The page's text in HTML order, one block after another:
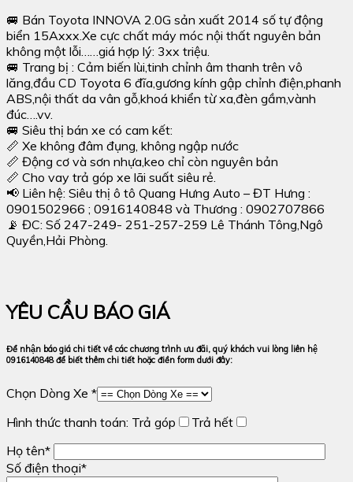
🚐 Bán Toyota INNOVA 2.0G sản xuất 2014 số tự động
biển 15Axxx.Xe cực chất máy móc nội thất nguyên bản
không một lỗi……giá hợp lý: 3xx triệu.
🚐 Trang bị : Cảm biến lùi,tinh chỉnh âm thanh trên vô
lăng,đầu CD Toyota 6 đĩa,gương kính gập chỉnh điện,phanh
ABS,nội thất da vân gỗ,khoá khiển từ xa,đèn gầm,vành
đúc….vv.
🚐 Siêu thị bán xe có cam kết:
📏 Xe không đâm đụng, không ngập nước
📏 Động cơ và sơn nhựa,keo chỉ còn nguyên bản
📏 Cho vay trả góp xe lãi suất siêu rẻ.
📢 Liên hệ: Siêu thị ô tô Quang Hưng Auto – ĐT Hưng :
0901502966 ; 0916140848 và Thương : 0902707866
📡 ĐC: Số 247-249- 251-257-259 Lê Thánh Tông,Ngô
Quyền,Hải Phòng.
YÊU CẦU BÁO GIÁ
Để nhận báo giá chi tiết về các chương trình ưu đãi, quý khách vui lòng liên hệ
0916140848 để biết thêm chi tiết hoặc điền form dưới đây:
Chọn Dòng Xe *
Hình thức thanh toán: Trả góp
Trả hết
Họ tên*
Số điện thoại*